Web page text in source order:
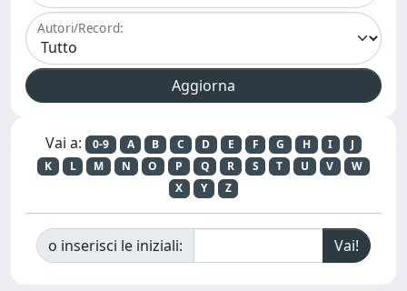
Autori/Record:
Vai a: 0-9 A B C D E F G H I
J
K
L M N O P Q R S T U V
W
X
Y Z
o inserisci le iniziali: